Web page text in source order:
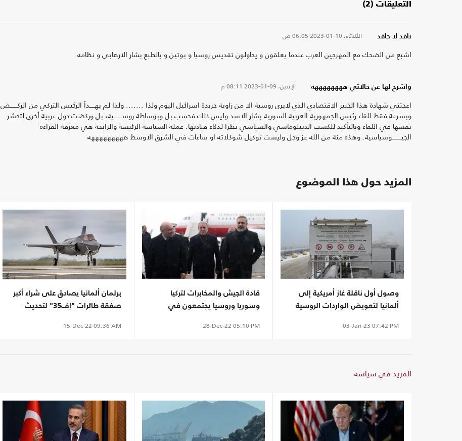
التعليقات (2)
ناقد لا حاقد الثلاثاء، 10-01-2023 06:05 ص
اشبع من الضحك مع المهرجين العرب عندما يعلقون و يحاولون تقديس روسيا و بوتين و بالطبع بشار الارهابي و نظامه
واشرح لها عن حالاتي ههههههههه الإثنين، 09-01-2023 08:11 م
اعجتني شهادة هذا الخبير الاقتصادي الذي لايرى روسية الا من زاوية جريدة اسرائيل اليوم ولذا ....... ولذا لم يهـــــدأ الرئيس التركي من الركـــــــض
وبسرعة فقط للقاء رئيس الجمهورية العربية السورية بشار الاسد وليس ذلك فحسب بل وبوساطة روســــــــية، بل وركضت دول عربية أخرى لتحشر
نفسها في اللقاء وبالتأكيد للكسب الديبلوماسي والسياسي نظرا لذكاء قيادتها. عملة السياسة الرئيسة والرابحة هي معرفة القراءة
الجيـــــــــوسياسية. وهذه منة من الله عز وجل وليست توكيل شوكلاته او ساعات في الشرق الاوسط هههههههههه
المزيد حول هذا الموضوع
وصول أول ناقلة غاز أمريكية إلى
ألمانيا لتعويض الواردات الروسية
03-Jan-23 07:42 PM
قادة الجيش والمخابرات لتركيا
وسوريا وروسيا يجتمعون في
28-Dec-22 05:10 PM
برلمان ألمانيا يصادق على شراء أكبر
صفقة طائرات "إف35" لتحديث
15-Dec-22 09:36 AM
المزيد في سياسة